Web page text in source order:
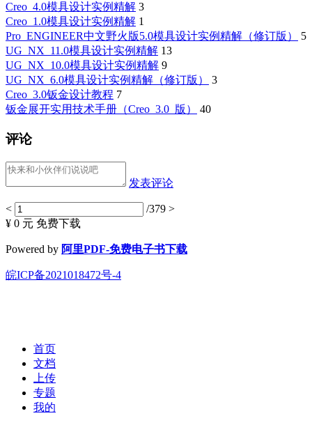
Creo_4.0模具设计实例精解 3
Creo_1.0模具设计实例精解 1
Pro_ENGINEER中文野火版5.0模具设计实例精解（修订版）
5
UG_NX_11.0模具设计实例精解 13
UG_NX_10.0模具设计实例精解 9
UG_NX_6.0模具设计实例精解（修订版）
3
Creo_3.0钣金设计教程 7
钣金展开实用技术手册（Creo_3.0_版）
40
评论
发表评论
< /379 >
¥ 0 元 免费下载
Powered by 阿里PDF-免费电子书下载
皖ICP备2021018472号-4
首页
文档
上传
专题
我的